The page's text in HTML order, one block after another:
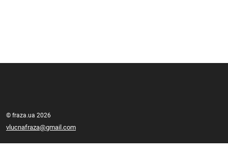
© fraza.ua 2026
vlucnafraza@gmail.com